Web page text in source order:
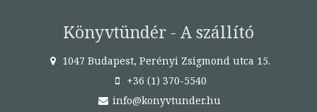
Könyvtündér - A szállító
1047 Budapest, Perényi Zsigmond utca 15.
+36 (1) 370-5540
info@konyvtunder.hu